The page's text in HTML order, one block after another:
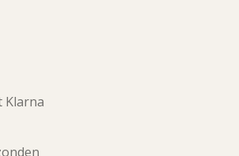
Klarna